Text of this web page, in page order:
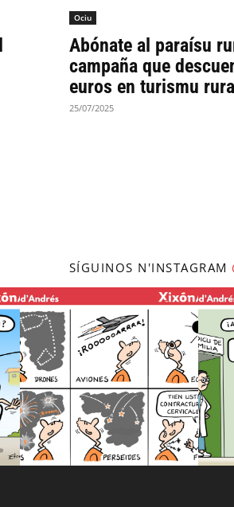
Ociu
Abónate al paraísu
campaña que
euros en turismu rural
25/07/2025
SÍGUINOS N'INSTAGRAM